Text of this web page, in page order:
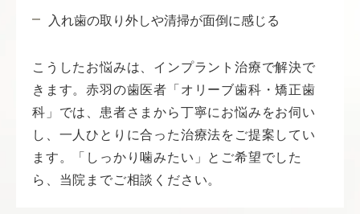
入れ歯の取り外しや清掃が面倒に感じる
こうしたお悩みは、インプラント治療で解決で
きます。赤羽の歯医者「オリーブ歯科・矯正歯
科」では、患者さまから丁寧にお悩みをお伺い
し、一人ひとりに合った治療法をご提案してい
ます。「しっかり噛みたい」とご希望でした
ら、当院までご相談ください。